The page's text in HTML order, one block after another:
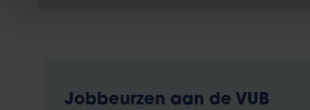
Jobbeurzen aan de VUB